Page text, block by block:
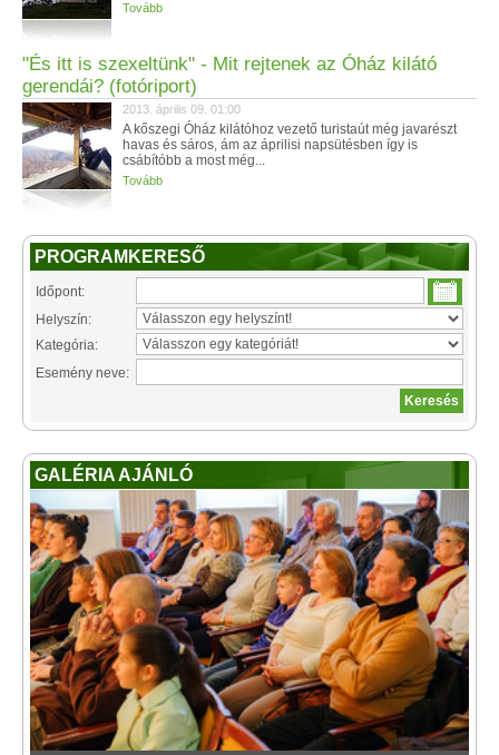
Tovább
"És itt is szexeltünk" - Mit rejtenek az Óház kilátó
gerendái? (fotóriport)
2013. április 09. 01:00
A kőszegi Óház kilátóhoz vezető turistaút még javarészt
havas és sáros, ám az áprilisi napsütésben így is
csábítóbb a most még...
Tovább
PROGRAMKERESŐ
Időpont:
Helyszín:
Kategória:
Esemény neve:
GALÉRIA AJÁNLÓ